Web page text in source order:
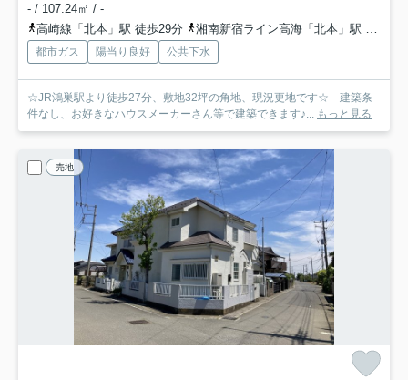
- / 107.24㎡ / -
高崎線「北本」駅 徒歩29分
湘南新宿ライン高海「北本」駅 徒歩29分
都市ガス 陽当り良好 公共下水
☆JR鴻巣駅より徒歩27分、敷地32坪の角地、現況更地です☆ 建築条
件なし、お好きなハウスメーカーさん等で建築できます♪... もっと見る
売地